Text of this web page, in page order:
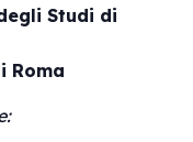
Studi di
Roma